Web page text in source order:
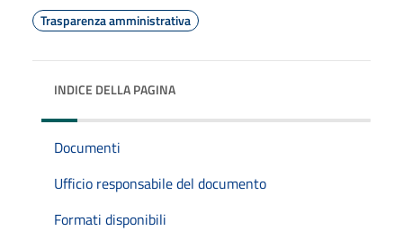
Trasparenza amministrativa
INDICE DELLA PAGINA
Documenti
Ufficio responsabile del documento
Formati disponibili